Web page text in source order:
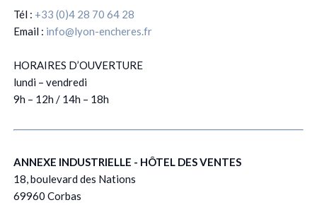
Tél : +33 (0)4 28 70 64 28
Email : info@lyon-encheres.fr
HORAIRES D’OUVERTURE
lundi – vendredi
9h – 12h / 14h – 18h
ANNEXE INDUSTRIELLE - HÔTEL DES VENTES
18, boulevard des Nations
69960 Corbas